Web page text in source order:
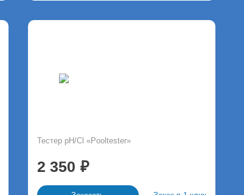
Тестер pH/Cl «Pooltester»
2 350